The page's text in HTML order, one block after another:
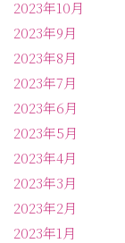
2023年10月
2023年9月
2023年8月
2023年7月
2023年6月
2023年5月
2023年4月
2023年3月
2023年2月
2023年1月